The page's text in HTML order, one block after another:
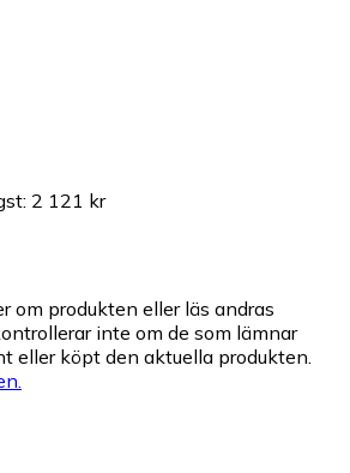
: 2 121 kr
om produkten eller läs andras
inte om de som lämnar
eller köpt den aktuella produkten.